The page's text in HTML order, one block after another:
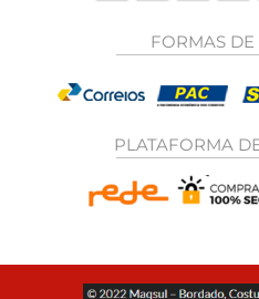
FORMAS DE
PLATAFORMA